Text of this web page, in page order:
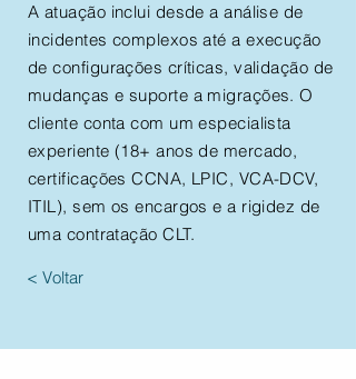
A atuação inclui desde a análise de
incidentes complexos até a execução
de configurações críticas, validação de
mudanças e suporte a migrações. O
cliente conta com um especialista
experiente (18+ anos de mercado,
certificações CCNA, LPIC, VCA-DCV,
ITIL), sem os encargos e a rigidez de
uma contratação CLT.
< Voltar